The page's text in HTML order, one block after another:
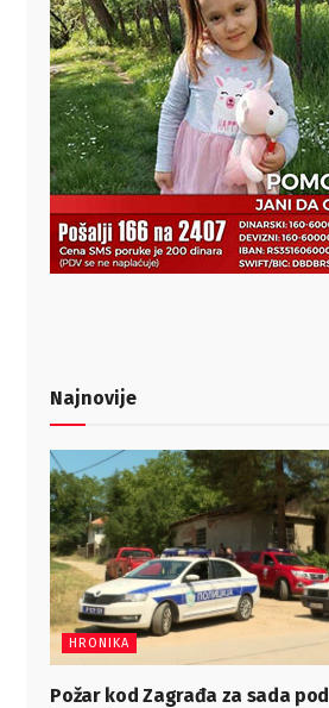
Najnovije
HRONIKA
Požar kod Zagrađa za sada